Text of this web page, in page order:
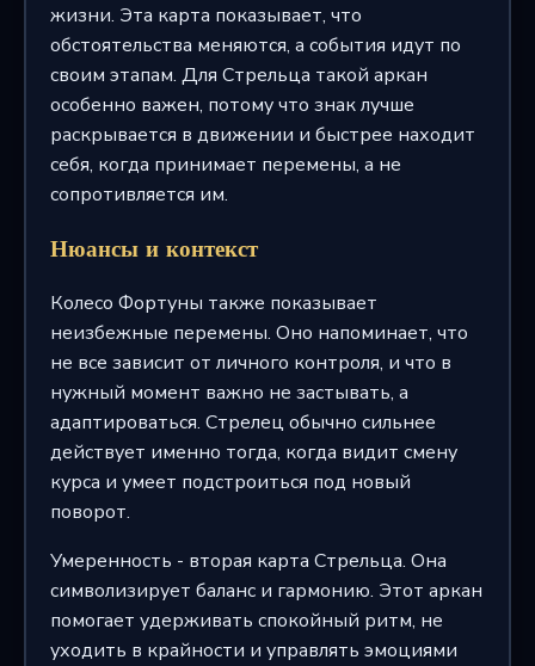
жизни. Эта карта показывает, что
обстоятельства меняются, а события идут по
своим этапам. Для Стрельца такой аркан
особенно важен, потому что знак лучше
раскрывается в движении и быстрее находит
себя, когда принимает перемены, а не
сопротивляется им.
Нюансы и контекст
Колесо Фортуны также показывает
неизбежные перемены. Оно напоминает, что
не все зависит от личного контроля, и что в
нужный момент важно не застывать, а
адаптироваться. Стрелец обычно сильнее
действует именно тогда, когда видит смену
курса и умеет подстроиться под новый
поворот.
Умеренность - вторая карта Стрельца. Она
символизирует баланс и гармонию. Этот аркан
помогает удерживать спокойный ритм, не
уходить в крайности и управлять эмоциями